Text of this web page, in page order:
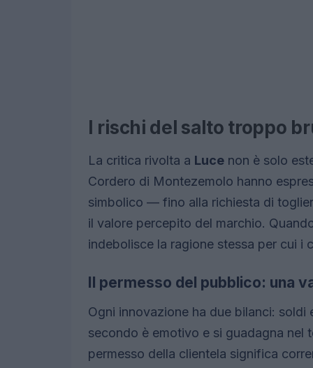
I rischi del salto troppo
La critica rivolta a Luce non è solo
Cordero di Montezemolo hanno
simbolico — fino alla richiesta di
il valore percepito del marchio.
indebolisce la ragione stessa per cui i
Il permesso del pubblico: una
Ogni innovazione ha due bilanci: soldi
secondo è emotivo e si guadagna nel
permesso della clientela significa